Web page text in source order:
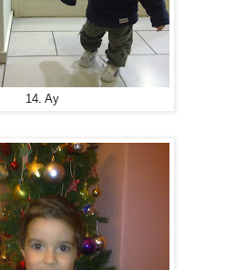
14. Ay